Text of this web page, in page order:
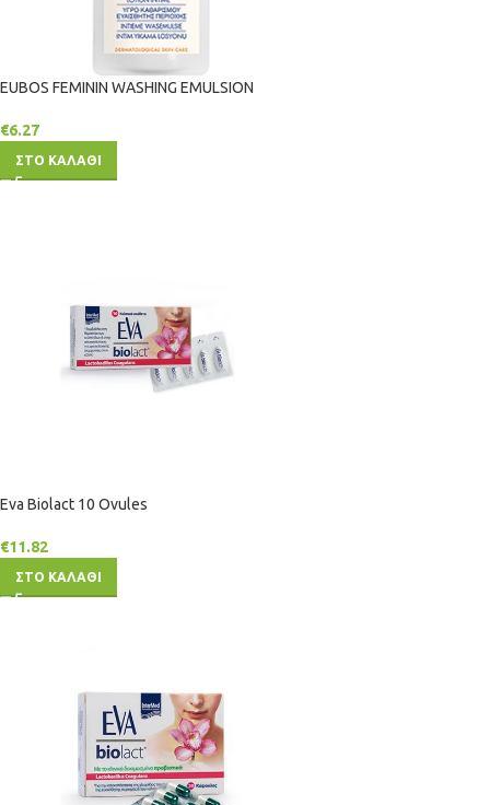
EUBOS FEMININ WASHING EMULSION
€6.27
ΣΤΟ ΚΑΛΑΘΙ
Eva Biolact 10 Ovules
€11.82
ΣΤΟ ΚΑΛΑΘΙ